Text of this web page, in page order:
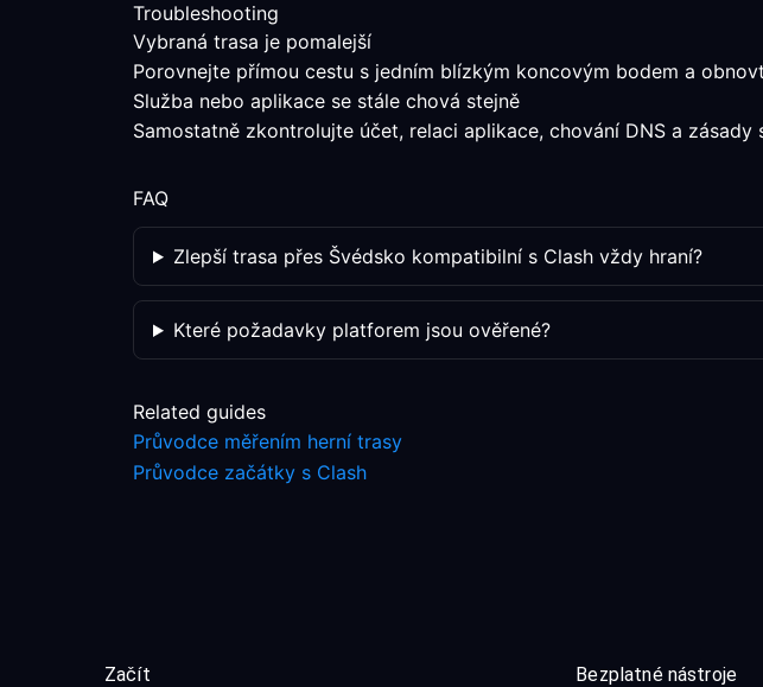
Troubleshooting
Vybraná trasa je pomalejší
Porovnejte přímou cestu s jedním blízkým koncovým bodem a
Služba nebo aplikace se stále chová stejně
Samostatně zkontrolujte účet, relaci aplikace, chování DNS a
FAQ
Zlepší trasa přes Švédsko kompatibilní s Clash vždy hraní?
Které požadavky platforem jsou ověřené?
Related guides
Průvodce měřením herní trasy
Průvodce začátky s Clash
Začít Bezplatné nástroje